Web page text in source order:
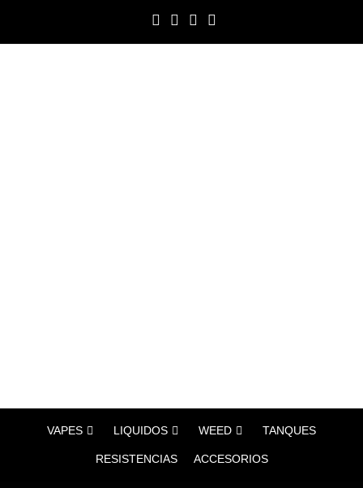
VAPES LIQUIDOS WEED TANQUES
RESISTENCIAS ACCESORIOS